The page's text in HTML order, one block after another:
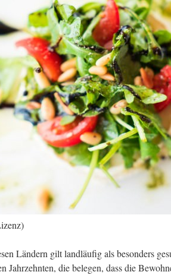
Ländern gilt landläufig als besonders
Jahrzehnten, die belegen, dass die